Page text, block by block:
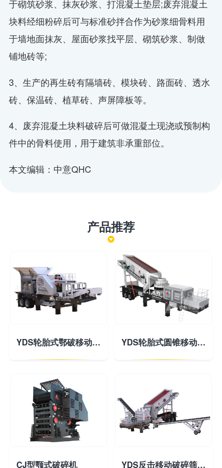
于砌筑砂浆、抹灰砂浆、打混凝土垫层;废弃混凝土
块料经细粉碎后可与标准砂拌合作为砂浆细骨料用
于墙地面抹灰、屋面砂浆找平层、砌筑砂浆、制做
铺地砖等;
3、生产的再生砖有隔墙砖、模块砖、路面砖、透水
砖、保温砖、植草砖、声屏障板等。
4、废弃混凝土块料破碎后可做混凝土现浇或预制构
件中的骨料使用，用于建筑非承重部位。
本文编辑：中意QHC
产品推荐
YDS轮胎式鄂破移动破碎站 YDS轮胎式圆锥移动破碎站
CJ型颚式破碎机 YDS反击移动破碎筛分站